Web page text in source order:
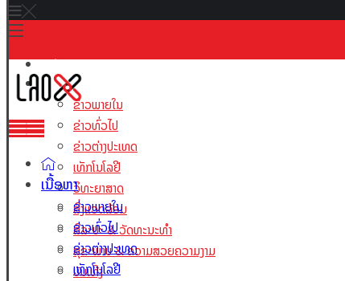
ເນື້ອຫາ
ຂ່າວພາຍໃນ
ຂ່າວທົ່ວໄປ
ຂ່າວຕ່າງປະເທດ
ເທັກໂນໂລຢີ
ວິທະຍາສາດ
ສິ່ງແວດລ້ອມ
ສິລະປະ & ວັດທະນະທຳ
ສຸຂະພາບ & ຄວາມສວຍຄວາມງາມ
ບັນເທີງ
ເນື້ອຫາ
ຂ່າວພາຍໃນ
ຂ່າວທົ່ວໄປ
ຂ່າວຕ່າງປະເທດ
ເທັກໂນໂລຢີ